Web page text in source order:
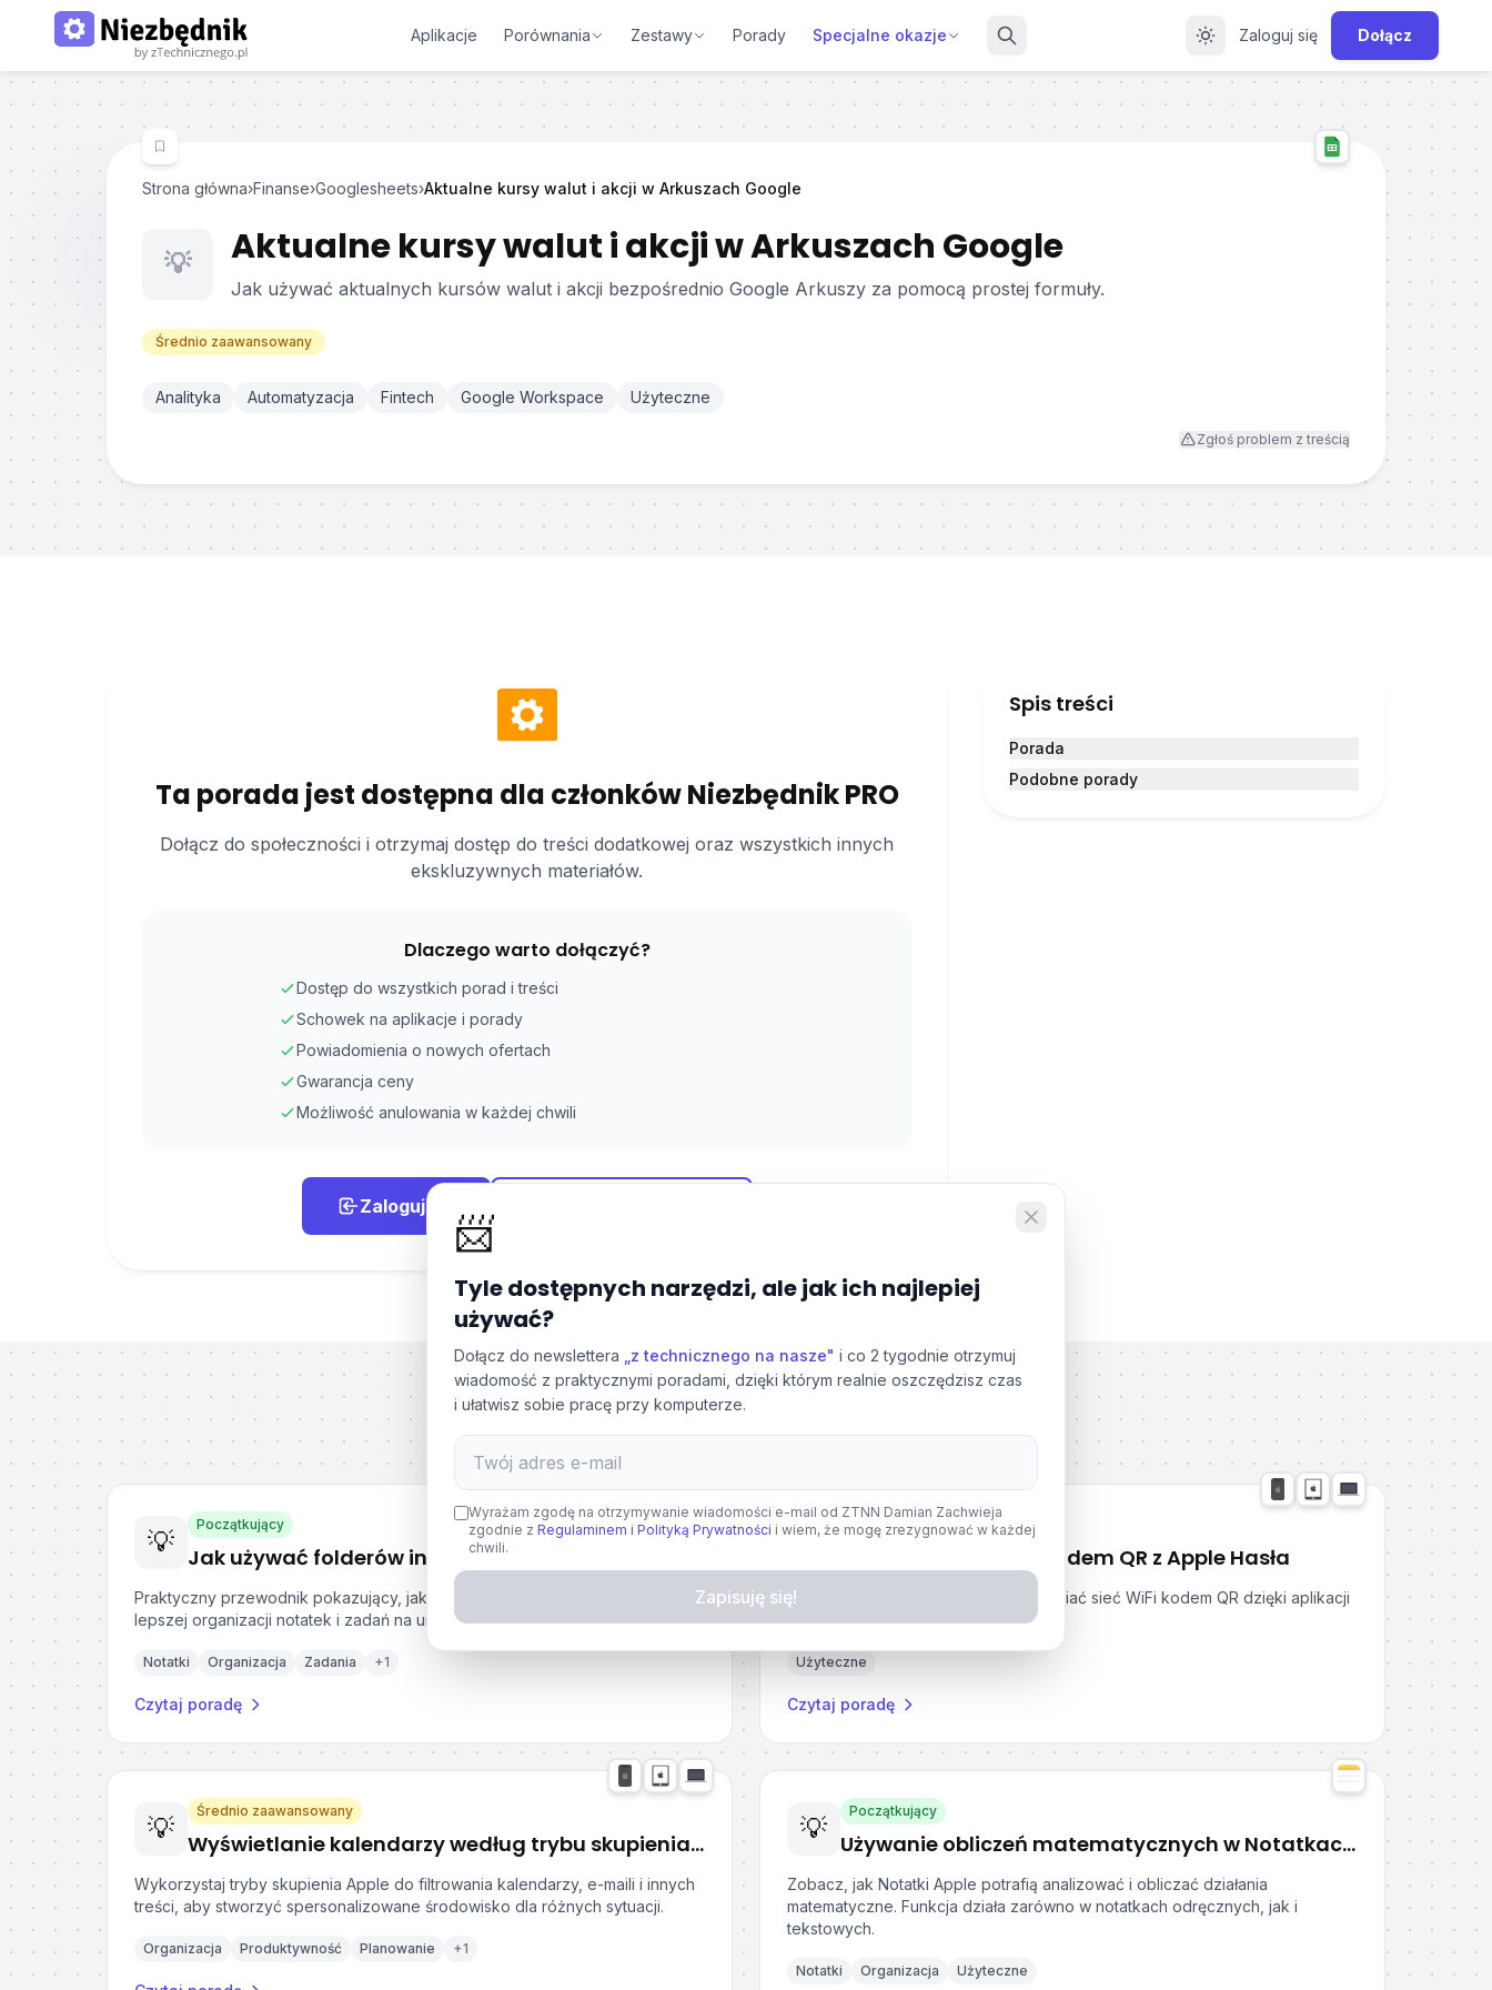
Aplikacje Porównania Zestawy Porady Specjalne okazje Zaloguj się Dołącz
Strona główna›Finanse›Googlesheets›Aktualne kursy walut i akcji w Arkuszach Google
💡 Aktualne kursy walut i akcji w Arkuszach Google
Jak używać aktualnych kursów walut i akcji bezpośrednio Google Arkuszy za pomocą prostej formuły.
Średnio zaawansowany
Analityka Automatyzacja Fintech Google Workspace Użyteczne
Zgłoś problem z treścią
Spis treści
Porada
Podobne porady
Ta porada jest dostępna dla członków Niezbędnik PRO
Dołącz do społeczności i otrzymaj dostęp do treści dodatkowej oraz wszystkich innych
ekskluzywnych materiałów.
Dlaczego warto dołączyć?
Dostęp do wszystkich porad i treści
Schowek na aplikacje i porady
Powiadomienia o nowych ofertach
Gwarancja ceny
Możliwość anulowania w każdej chwili
Zaloguj się
Podobne porady
💡
Początkujący
Praktyczny przewodnik pokazujący, jak wykorzystać foldery inteligentne do
lepszej organizacji notatek i zadań na urządzeniach Apple
Notatki Organizacja Zadania +1
Czytaj poradę
💡
Początkujący
Udostępnianie WiFi kodem QR z Apple Hasła
Zobacz, jak szybko i prosto udostępniać sieć WiFi kodem QR dzięki aplikacji
Hasła od Apple.
Użyteczne
Czytaj poradę
💡
Średnio zaawansowany
Wyświetlanie kalendarzy według trybu skupienia w urządzeniach Apple
Wykorzystaj tryby skupienia Apple do filtrowania kalendarzy, e-maili i innych
treści, aby stworzyć spersonalizowane środowisko dla różnych sytuacji.
Organizacja Produktywność Planowanie +1
💡
Początkujący
Używanie obliczeń matematycznych w Notatkach Apple
Zobacz, jak Notatki Apple potrafią analizować i obliczać działania
matematyczne. Funkcja działa zarówno w notatkach odręcznych, jak i
tekstowych.
Notatki Organizacja Użyteczne
📨
Tyle dostępnych narzędzi, ale jak ich najlepiej
używać?
Dołącz do newslettera „z technicznego na nasze" i co 2 tygodnie otrzymuj
wiadomość z praktycznymi poradami, dzięki którym realnie oszczędzisz czas
i ułatwisz sobie pracę przy komputerze.
Wyrażam zgodę na otrzymywanie wiadomości e-mail od ZTNN Damian Zachwieja
zgodnie z Regulaminem i Polityką Prywatności i wiem, że mogę zrezygnować w każdej
chwili.
Zapisuję się!